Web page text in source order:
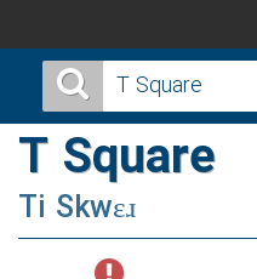
T Square
Ti Skwɛɹ